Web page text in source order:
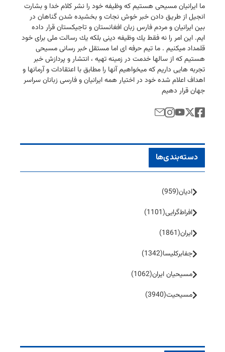
ما ایرانیان مسیحی هستیم كه وظیفه خود را نشر كلام خدا و بشارت
انجیل از طریق دادن خبر خوش نجات و بخشیده شدن گناهان در
بین ایرانیان و مردم فارس زبان افغانستان و تاجیكستان قرار داده
ایم. این امر را نه فقط یك وظیفه دینی بلكه یك رسالت ملی برای خود
قلمداد میكنیم . ما تیم حرفه ای اما مستقل خبر رسانی مسیحی
هستیم كه از سالها خدمت در زمینه تهیه ، انتشار و پردازش خبر
تجربه هایی داریم كه میخواهیم آنها را مطابق با اعتقادات و آرمانها و
اهداف اعلام شده خود در اختیار همه ایرانیان و فارسی زبانان سراسر
جهان قرار دهیم
دسته‌بندی‌ها
ادیان(959)
افراط‌گرایی(1101)
ایران(1861)
جفا‌بر‌کلیسا(1342)
مسیحیان ایران(1062)
مسیحیت(3940)